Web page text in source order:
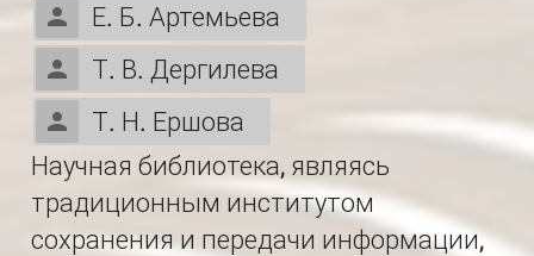
Е. Б. Артемьева
Т. В. Дергилева
Т. Н. Ершова
Научная библиотека, являясь
традиционным институтом
сохранения и передачи информации,